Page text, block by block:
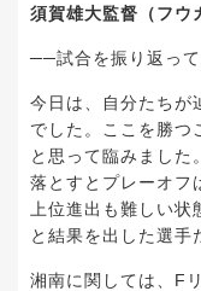
須賀雄大監督（フウ
──試合を振り返って
今日は、自分たちが
でした。ここを勝つ
と思って臨みました
落とすとプレーオフ
上位進出も難しい
と結果を出した選手
湘南に関しては、F